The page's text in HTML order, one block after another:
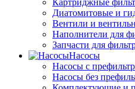
Картриджные
Диатомитовые и
Вентили и
Наполнители для
Запчасти для
Насосы
Насосы с
Насосы без